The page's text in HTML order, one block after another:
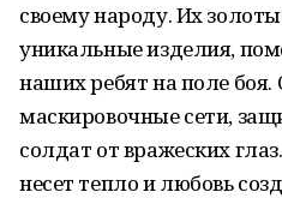
своему народу. Их
уникальные изделия,
наших ребят на поле
маскировочные сети,
солдат от вражеских
несет тепло и любовь